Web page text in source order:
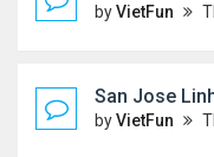
byVietFun Thứ
San Jose
byVietFun Thứ